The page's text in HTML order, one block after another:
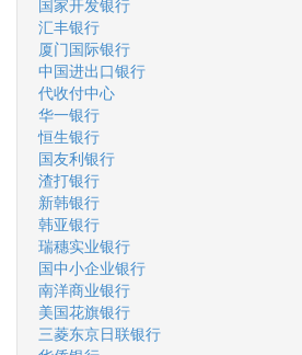
国家开发银行
汇丰银行
厦门国际银行
中国进出口银行
代收付中心
华一银行
恒生银行
国友利银行
渣打银行
新韩银行
韩亚银行
瑞穗实业银行
国中小企业银行
南洋商业银行
美国花旗银行
三菱东京日联银行